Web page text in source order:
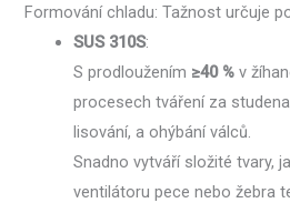
Formování chladu: Tažnost určuje
SUS 310S:
S prodloužením ≥40 % v
procesech tváření za
lisování, a ohýbání válců.
Snadno vytváří složité tvary,
ventilátoru pece nebo žebra